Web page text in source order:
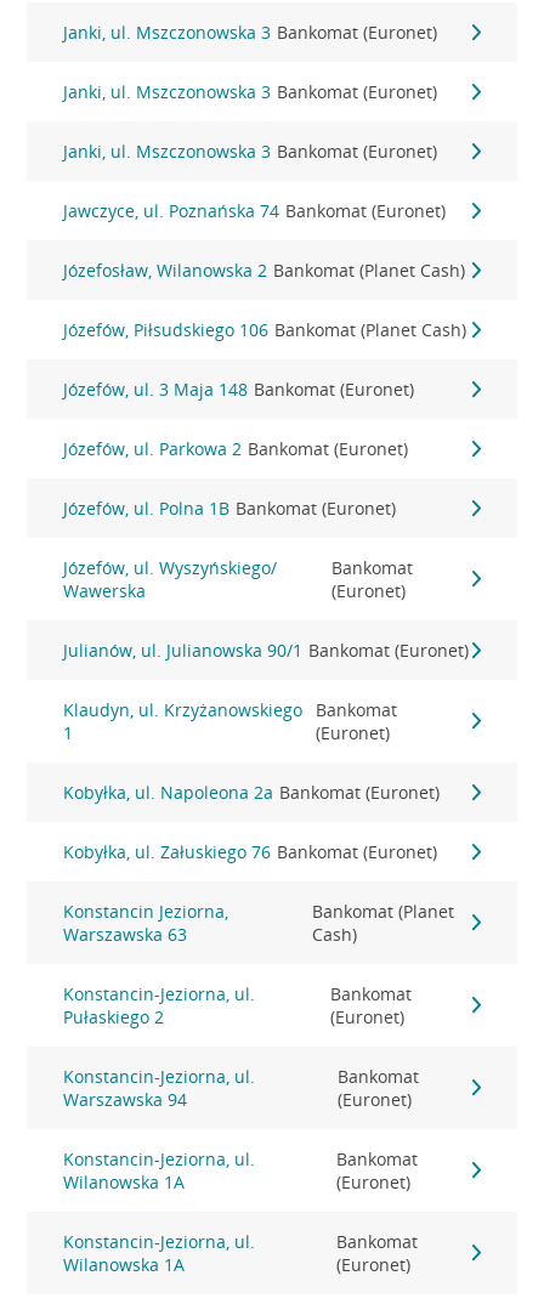
Janki, ul. Mszczonowska 3 Bankomat (Euronet)
Janki, ul. Mszczonowska 3 Bankomat (Euronet)
Janki, ul. Mszczonowska 3 Bankomat (Euronet)
Jawczyce, ul. Poznańska 74 Bankomat (Euronet)
Józefosław, Wilanowska 2 Bankomat (Planet Cash)
Józefów, Piłsudskiego 106 Bankomat (Planet Cash)
Józefów, ul. 3 Maja 148 Bankomat (Euronet)
Józefów, ul. Parkowa 2 Bankomat (Euronet)
Józefów, ul. Polna 1B Bankomat (Euronet)
Józefów, ul. Wyszyńskiego/
Wawerska
Bankomat
(Euronet)
Julianów, ul. Julianowska 90/1 Bankomat (Euronet)
Klaudyn, ul. Krzyżanowskiego
1
Bankomat
(Euronet)
Kobyłka, ul. Napoleona 2a Bankomat (Euronet)
Kobyłka, ul. Załuskiego 76 Bankomat (Euronet)
Konstancin Jeziorna,
Warszawska 63
Bankomat (Planet
Cash)
Konstancin-Jeziorna, ul.
Pułaskiego 2
Bankomat
(Euronet)
Konstancin-Jeziorna, ul.
Warszawska 94
Bankomat
(Euronet)
Konstancin-Jeziorna, ul.
Wilanowska 1A
Bankomat
(Euronet)
Konstancin-Jeziorna, ul.
Wilanowska 1A
Bankomat
(Euronet)